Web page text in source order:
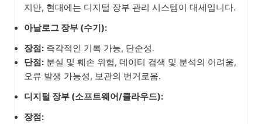
지만, 현대에는 디지털 장부 관리 시스템이 대세입니다.
아날로그 장부 (수기):
장점: 즉각적인 기록 가능, 단순성.
단점: 분실 및 훼손 위험, 데이터 검색 및 분석의 어려움,
오류 발생 가능성, 보관의 번거로움.
디지털 장부 (소프트웨어/클라우드):
장점: